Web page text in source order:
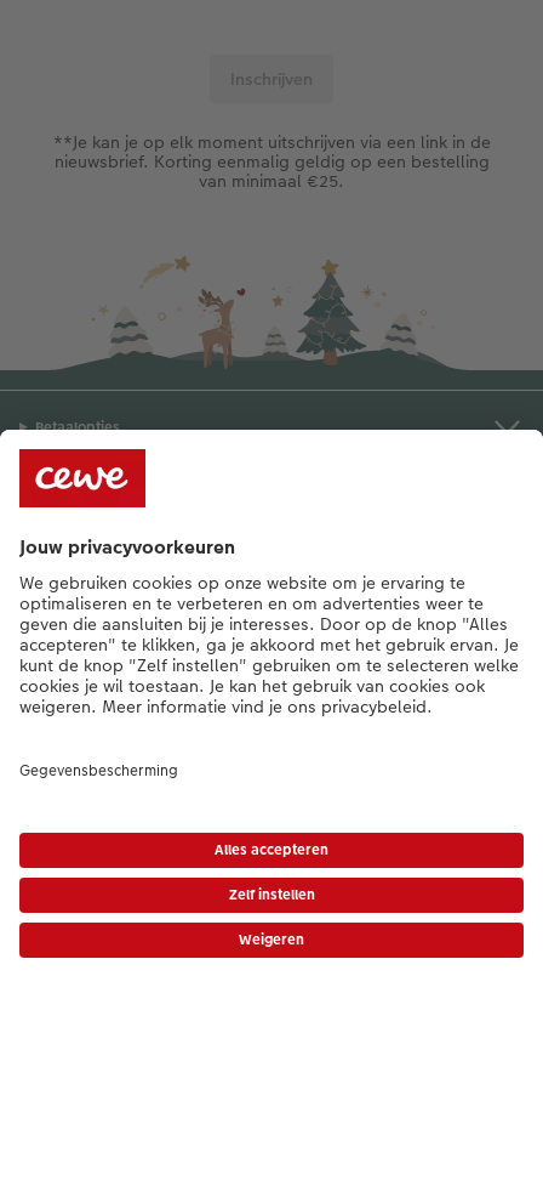
**Je kan je op elk moment uitschrijven via een link in de
nieuwsbrief. Korting eenmalig geldig op een bestelling
van minimaal €25.
Betaalopties
Duurzaamheid
Service
Algemeen